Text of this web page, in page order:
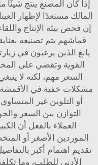
إذا كان المصنع ينتج
المالك مستعدًا لإظهار
إن فحص بيئة الإنتاج
قماشهم يتم تصنيعه
يانغ الذين يرغبون في
القوية وتقضي على
السعر مهم، لكنه لا
مشكلات خفية في
أو التلوين غير
التوازن بين السعر
العملاء بالفعل أن
الموردين الأصغر أو
تقديم اهتمام أكبر
الأدنى للطلب، وما